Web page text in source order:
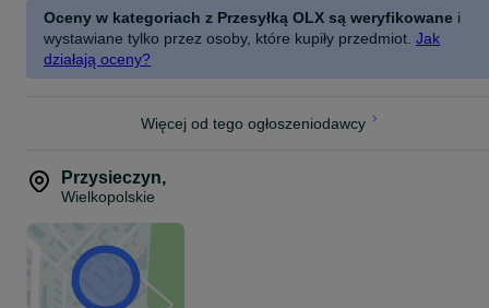
Oceny w kategoriach z Przesyłką OLX są weryfikowane i
wystawiane tylko przez osoby, które kupiły przedmiot. Jak
działają oceny?
Więcej od tego ogłoszeniodawcy
Przysieczyn,
Wielkopolskie